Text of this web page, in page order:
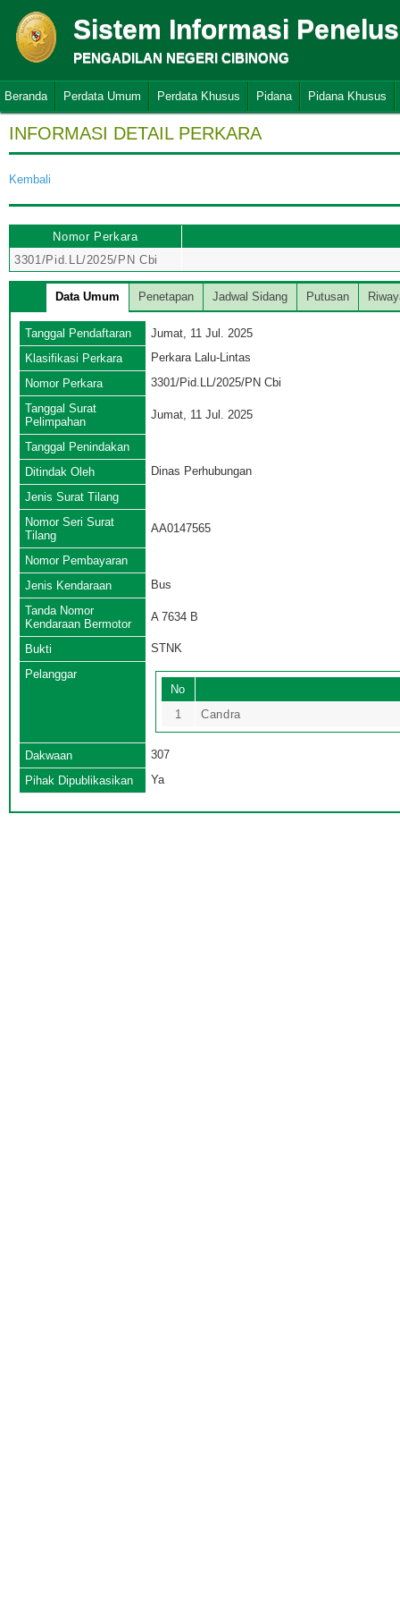
Sistem Informasi
PENGADILAN NEGERI CIBINONG
Beranda Perdata Umum Perdata Khusus Pidana Pidana Khusus
INFORMASI DETAIL PERKARA
Kembali
Nomor Perkara
3301/Pid.LL/2025/PN Cbi
Data Umum Penetapan Jadwal Sidang Putusan
Tanggal Pendaftaran
Jumat, 11 Jul. 2025
Klasifikasi Perkara
Perkara Lalu-Lintas
Nomor Perkara
3301/Pid.LL/2025/PN Cbi
Tanggal Surat
Pelimpahan
Jumat, 11 Jul. 2025
Tanggal Penindakan
Ditindak Oleh
Dinas Perhubungan
Jenis Surat Tilang
Nomor Seri Surat
Tilang
AA0147565
Nomor Pembayaran
Jenis Kendaraan
Bus
Tanda Nomor
Kendaraan Bermotor
A 7634 B
Bukti
STNK
Pelanggar
No
1
Candra
Dakwaan
307
Pihak Dipublikasikan
Ya